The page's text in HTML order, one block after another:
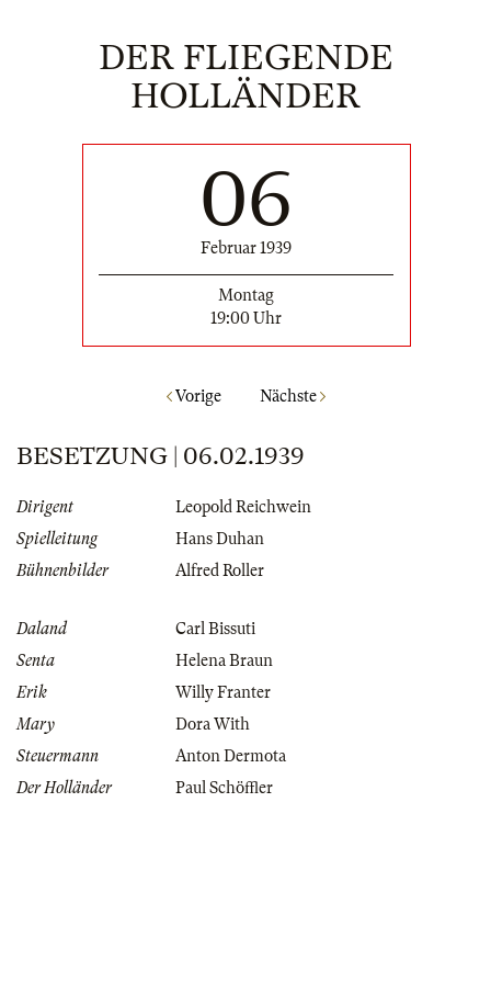
DER FLIEGENDE
HOLLÄNDER
06
Februar 1939
Montag
19:00 Uhr
Vorige Nächste
BESETZUNG | 06.02.1939
Dirigent
Leopold Reichwein
Spielleitung
Hans Duhan
Bühnenbilder
Alfred Roller
Daland
Carl Bissuti
Senta
Helena Braun
Erik
Willy Franter
Mary
Dora With
Steuermann
Anton Dermota
Der Holländer
Paul Schöffler